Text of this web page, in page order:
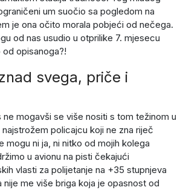
um suočio sa pogledom na
je ona očito morala pobjeći od nečega.
od nas usudio u otprilike 7. mjesecu
opisanoga?!
svega, priče i
ne mogavši se više nositi s tom težinom u
policajcu koji ne zna riječ
mogu ni ja, ni nitko od mojih kolega
u avionu na pisti čekajući
vlasti za polijetanje na +35 stupnjeva
me više briga koja je opasnost od